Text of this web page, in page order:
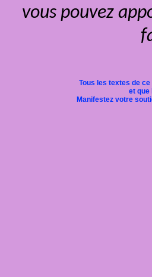
vous pouvez
Tous les textes de
et
Manifestez votre